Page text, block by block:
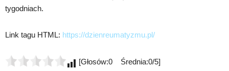
tygodniach.
Link tagu HTML: https://dzienreumatyzmu.pl/
[Głosów:0 Średnia:0/5]